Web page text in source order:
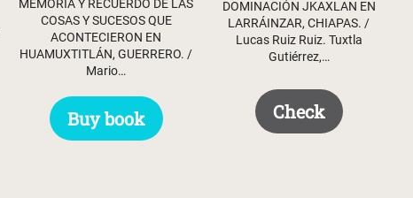
MEMORIA Y RECUERDO DE LAS
COSAS Y SUCESOS QUE
ACONTECIERON EN
HUAMUXTITLÁN, GUERRERO. /
Mario…
Buy book
DOMINACIÓN JKAXLAN EN
LARRÁINZAR, CHIAPAS. /
Lucas Ruiz Ruiz. Tuxtla
Gutiérrez,…
Check